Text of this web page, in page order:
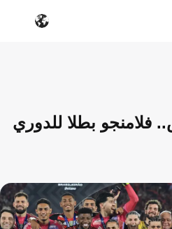
فلامنجو بطلا للدوري